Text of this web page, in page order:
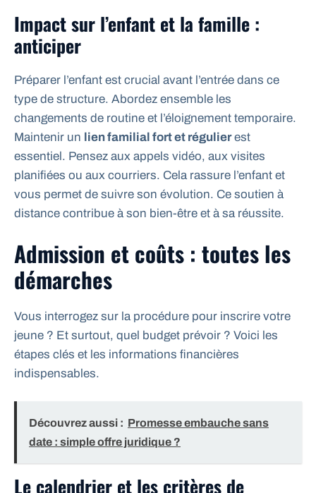
Impact sur l’enfant et la famille :
anticiper
Préparer l’enfant est crucial avant l’entrée dans ce
type de structure. Abordez ensemble les
changements de routine et l’éloignement temporaire.
Maintenir un lien familial fort et régulierest
essentiel. Pensez aux appels vidéo, aux visites
planifiées ou aux courriers. Cela rassure l’enfant et
vous permet de suivre son évolution. Ce soutien à
distance contribue à son bien-être et à sa réussite.
Admission et coûts : toutes les
démarches
Vous interrogez sur la procédure pour inscrire votre
jeune ? Et surtout, quel budget prévoir ? Voici les
étapes clés et les informations financières
indispensables.
Découvrez aussi : Promesse embauche sans
date : simple offre juridique ?
Le calendrier et les critères de